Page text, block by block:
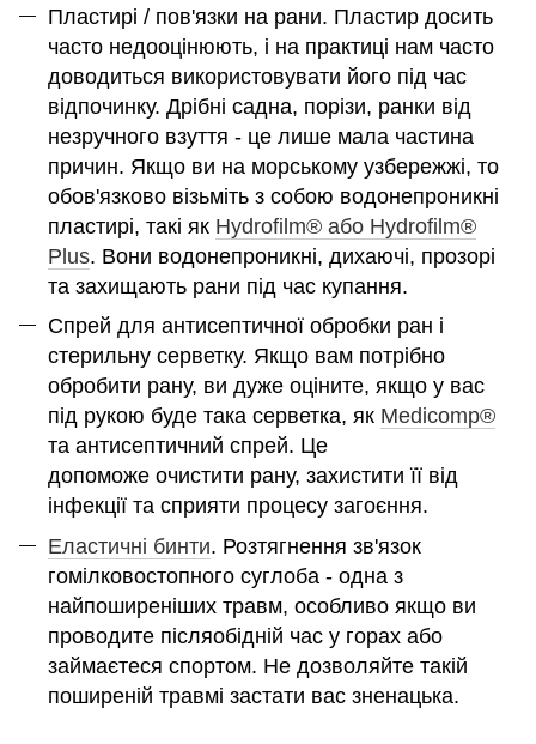
Пластирі / пов'язки на рани. Пластир досить
часто недооцінюють, і на практиці нам часто
доводиться використовувати його під час
відпочинку. Дрібні садна, порізи, ранки від
незручного взуття - це лише мала частина
причин. Якщо ви на морському узбережжі, то
обов'язково візьміть з собою водонепроникні
пластирі, такі як Hydrofilm® або Hydrofilm®
Plus. Вони водонепроникні, дихаючі, прозорі
та захищають рани під час купання.
Спрей для антисептичної обробки ран і
стерильну серветку. Якщо вам потрібно
обробити рану, ви дуже оціните, якщо у вас
під рукою буде така серветка, як Medicomp®
та антисептичний спрей. Це
допоможе очистити рану, захистити її від
інфекції та сприяти процесу загоєння.
Еластичні бинти. Розтягнення зв'язок
гомілковостопного суглоба - одна з
найпоширеніших травм, особливо якщо ви
проводите післяобідній час у горах або
займаєтеся спортом. Не дозволяйте такій
поширеній травмі застати вас зненацька.